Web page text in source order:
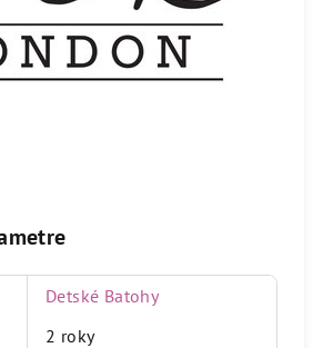
Detské Batohy
2 roky